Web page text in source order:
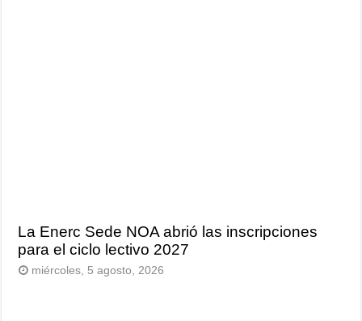
La Enerc Sede NOA abrió las inscripciones
para el ciclo lectivo 2027
miércoles, 5 agosto, 2026